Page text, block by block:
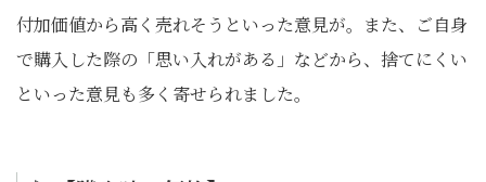
付加価値から高く売れそうといった意見が。また、ご自身
で購入した際の「思い入れがある」などから、捨てにくい
といった意見も多く寄せられました。